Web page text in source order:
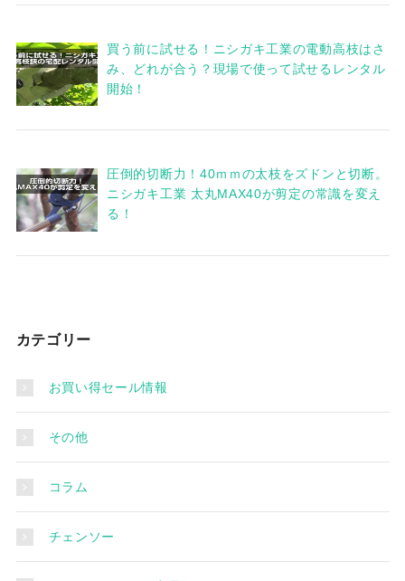
買う前に試せる！ニシガキ工業の電動高枝はさ
み、どれが合う？現場で使って試せるレンタル
開始！
圧倒的切断力！40ｍｍの太枝をズドンと切断。
ニシガキ工業 太丸MAX40が剪定の常識を変え
る！
カテゴリー
お買い得セール情報
その他
コラム
チェンソー